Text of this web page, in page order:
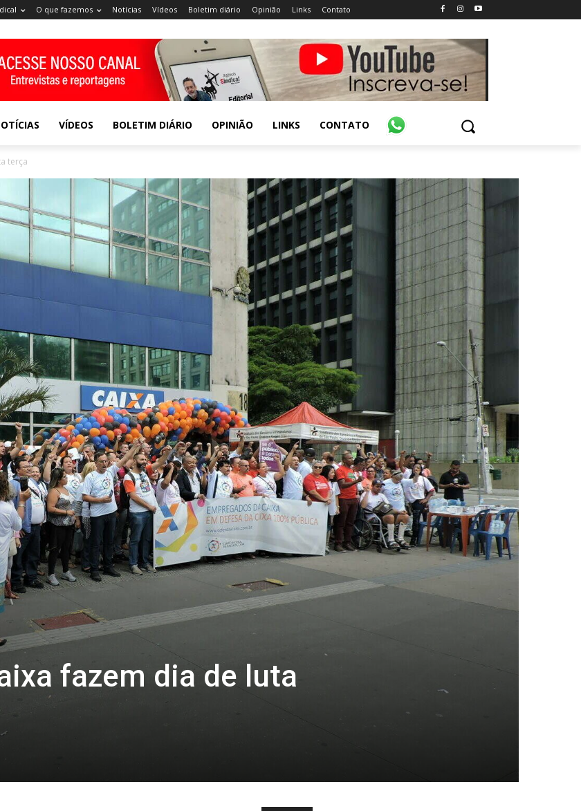
O que fazemos Notícias Vídeos Boletim diário Opinião Links Contato
VÍDEOS BOLETIM DIÁRIO OPINIÃO LINKS CONTATO
terça
fazem dia de luta